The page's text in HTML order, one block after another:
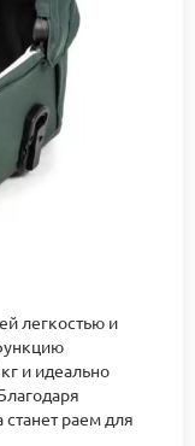
легкостью и
и идеально
раем для